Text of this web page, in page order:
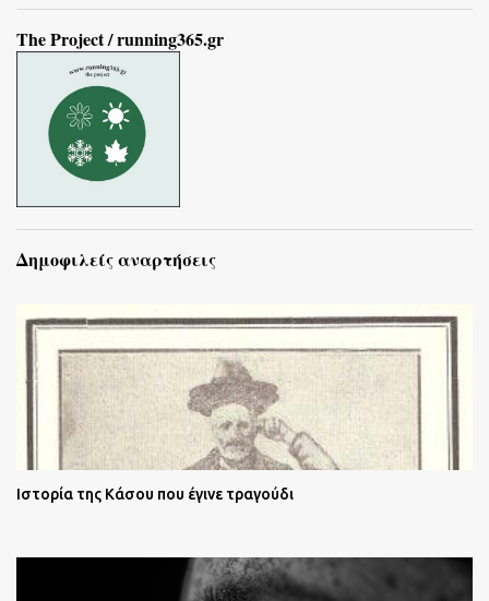
The Project / running365.gr
Δημοφιλείς αναρτήσεις
Ιστορία της Κάσου που έγινε τραγούδι